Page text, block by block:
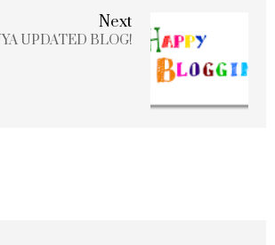
Next
UPDATED BLOG!